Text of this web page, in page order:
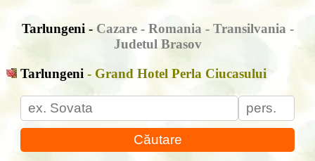
Tarlungeni - Cazare - Romania - Transilvania -
Judetul Brasov
Tarlungeni - Grand Hotel Perla Ciucasului
Căutare